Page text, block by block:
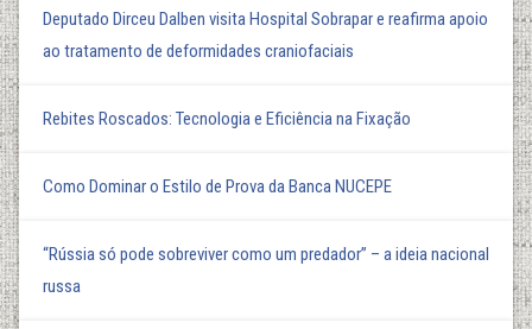
Deputado Dirceu Dalben visita Hospital Sobrapar e reafirma apoio
ao tratamento de deformidades craniofaciais
Rebites Roscados: Tecnologia e Eficiência na Fixação
Como Dominar o Estilo de Prova da Banca NUCEPE
“Rússia só pode sobreviver como um predador” – a ideia nacional
russa